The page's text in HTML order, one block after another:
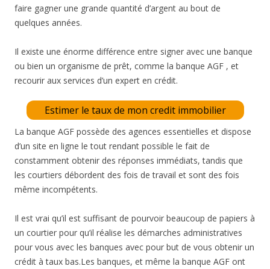
faire gagner une grande quantité d’argent au bout de
quelques années.
Il existe une énorme différence entre signer avec une banque
ou bien un organisme de prêt, comme la banque AGF , et
recourir aux services d’un expert en crédit.
Estimer le taux de mon credit immobilier
La banque AGF possède des agences essentielles et dispose
d’un site en ligne le tout rendant possible le fait de
constamment obtenir des réponses immédiats, tandis que
les courtiers débordent des fois de travail et sont des fois
même incompétents.
Il est vrai qu’il est suffisant de pourvoir beaucoup de papiers à
un courtier pour qu’il réalise les démarches administratives
pour vous avec les banques avec pour but de vous obtenir un
crédit à taux bas.Les banques, et même la banque AGF ont